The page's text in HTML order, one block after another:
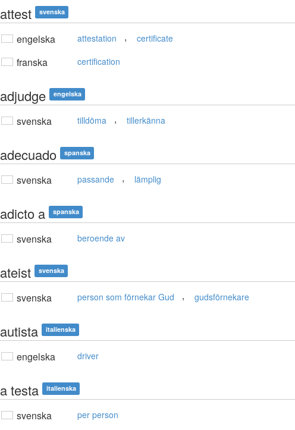
attest svenska
engelska attestation , certificate
franska certification
adjudge engelska
svenska tilldöma , tillerkänna
adecuado spanska
svenska passande , lämplig
adicto a spanska
svenska beroende av
ateist svenska
svenska person som förnekar Gud , gudsförnekare
autista italienska
engelska driver
a testa italienska
svenska per person